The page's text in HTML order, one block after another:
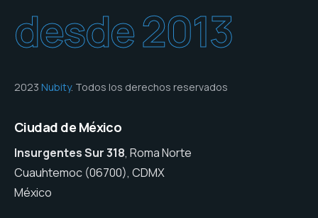
desde 2013
2023 Nubity. Todos los derechos reservados
Ciudad de México
Insurgentes Sur 318, Roma Norte
Cuauhtemoc (06700), CDMX
México